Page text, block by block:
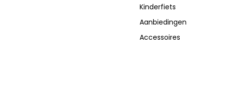
Kinderfiets
Aanbiedingen
Accessoires